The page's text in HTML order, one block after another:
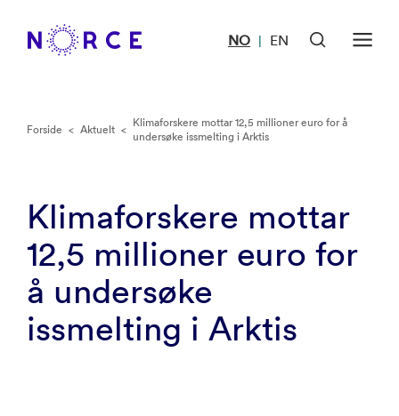
NO | EN
Forside < Aktuelt < Klimaforskere mottar 12,5 millioner euro for å
undersøke issmelting i Arktis
Klimaforskere mottar
12,5 millioner euro for
å undersøke
issmelting i Arktis